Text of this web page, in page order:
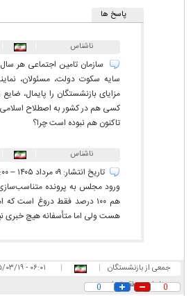
پاسخ ها
ناشناس
سازمان تامین اجتماعی هر
سایه سکوت دولت، مسئولان،
مزایای بازنشستگان را پایمال،
کسی هم در کشور به اصطلاح
تاکنون هم نبوده است چرا؟
ناشناس
تاریخ انتشار: ۰۹ مرداد ۱۴۰۵ – ۱۲:۰۰
ورود مجلس به پرونده
هست ولی اما متأسفانه هیچ خبری
جمعی از بازنشستگان
مخابرات منطقه تهران
|
|
۰۶:۰۱ - ۱۴۰۵/۰۳/۱۹
0
0